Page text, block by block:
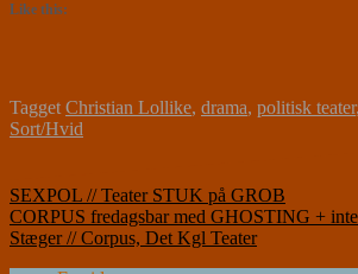
Like this:
TaggetChristian Lollike, drama, politisk teater,
Sort/Hvid
Indlægsnavigation
SEXPOL // Teater STUK på GROB
CORPUS fredagsbar med GHOSTING +
Stæger // Corpus, Det Kgl Teater